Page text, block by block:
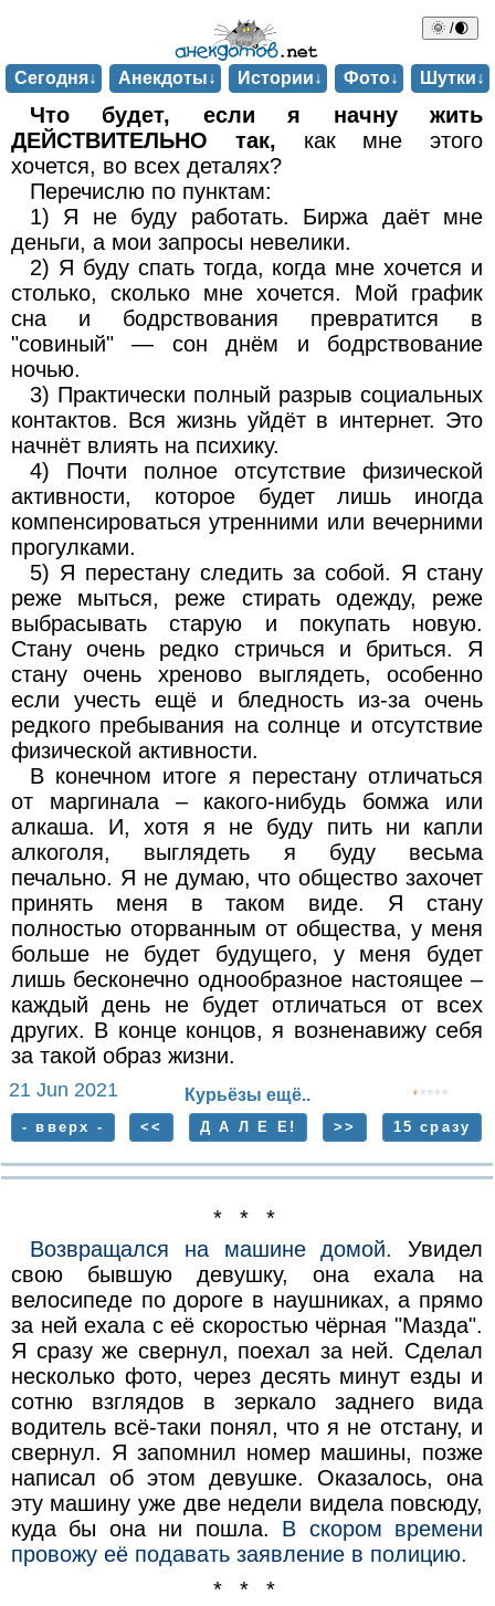
🌞 /🌒
Сегодня↓ Анекдоты↓ Истории↓ Фото↓ Шутки↓
Что будет, если я начну жить
ДЕЙСТВИТЕЛЬНО так, как мне этого
хочется, во всех деталях?
Перечислю по пунктам:
1) Я не буду работать. Биржа даёт мне
деньги, а мои запросы невелики.
2) Я буду спать тогда, когда мне хочется и
столько, сколько мне хочется. Мой график
сна и бодрствования превратится в
"совиный" — сон днём и бодрствование
ночью.
3) Практически полный разрыв социальных
контактов. Вся жизнь уйдёт в интернет. Это
начнёт влиять на психику.
4) Почти полное отсутствие физической
активности, которое будет лишь иногда
компенсироваться утренними или вечерними
прогулками.
5) Я перестану следить за собой. Я стану
реже мыться, реже стирать одежду, реже
выбрасывать старую и покупать новую.
Стану очень редко стричься и бриться. Я
стану очень хреново выглядеть, особенно
если учесть ещё и бледность из-за очень
редкого пребывания на солнце и отсутствие
физической активности.
В конечном итоге я перестану отличаться
от маргинала – какого-нибудь бомжа или
алкаша. И, хотя я не буду пить ни капли
алкоголя, выглядеть я буду весьма
печально. Я не думаю, что общество захочет
принять меня в таком виде. Я стану
полностью оторванным от общества, у меня
больше не будет будущего, у меня будет
лишь бесконечно однообразное настоящее –
каждый день не будет отличаться от всех
других. В конце концов, я возненавижу себя
за такой образ жизни.
21 Jun 2021 Курьёзы ещё..
- вверх - << Д А Л Е Е! >> 15 сразу
* * *
Возвращался на машине домой.
Увидел
свою бывшую девушку, она ехала на
велосипеде по дороге в наушниках, а прямо
за ней ехала с её скоростью чёрная "Мазда".
Я сразу же свернул, поехал за ней. Сделал
несколько фото, через десять минут езды и
сотню взглядов в зеркало заднего вида
водитель всё-таки понял, что я не отстану, и
свернул. Я запомнил номер машины, позже
написал об этом девушке. Оказалось, она
эту машину уже две недели видела повсюду,
куда бы она ни пошла. В скором времени
провожу её подавать заявление в полицию.
* * *